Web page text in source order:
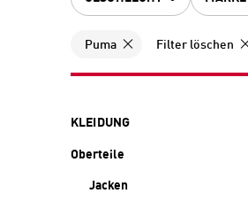
Puma Filter löschen
KLEIDUNG
Oberteile
Jacken